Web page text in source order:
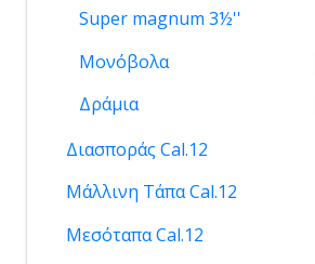
Super magnum 3½''
Μονόβολα
Δράμια
Διασποράς Cal.12
Μάλλινη Τάπα Cal.12
Μεσόταπα Cal.12